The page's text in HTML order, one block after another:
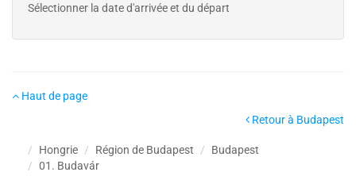
Sélectionner la date d'arrivée et du départ
Haut de page
Retour à Budapest
Hongrie Région de Budapest
Budapest
01. Budavár